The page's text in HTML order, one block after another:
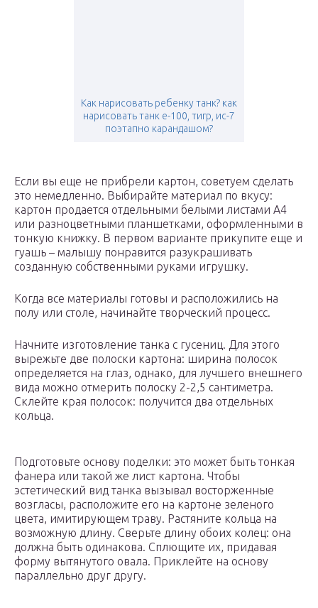
Как нарисовать ребенку танк? как
нарисовать танк е-100, тигр, ис-7
поэтапно карандашом?
Если вы еще не прибрели картон, советуем сделать
это немедленно. Выбирайте материал по вкусу:
картон продается отдельными белыми листами А4
или разноцветными планшетками, оформленными в
тонкую книжку. В первом варианте прикупите еще и
гуашь – малышу понравится разукрашивать
созданную собственными руками игрушку.
Когда все материалы готовы и расположились на
полу или столе, начинайте творческий процесс.
Начните изготовление танка с гусениц. Для этого
вырежьте две полоски картона: ширина полосок
определяется на глаз, однако, для лучшего внешнего
вида можно отмерить полоску 2-2,5 сантиметра.
Склейте края полосок: получится два отдельных
кольца.
Подготовьте основу поделки: это может быть тонкая
фанера или такой же лист картона. Чтобы
эстетический вид танка вызывал восторженные
возгласы, расположите его на картоне зеленого
цвета, имитирующем траву. Растяните кольца на
возможную длину. Сверьте длину обоих колец: она
должна быть одинакова. Сплющите их, придавая
форму вытянутого овала. Приклейте на основу
параллельно друг другу.